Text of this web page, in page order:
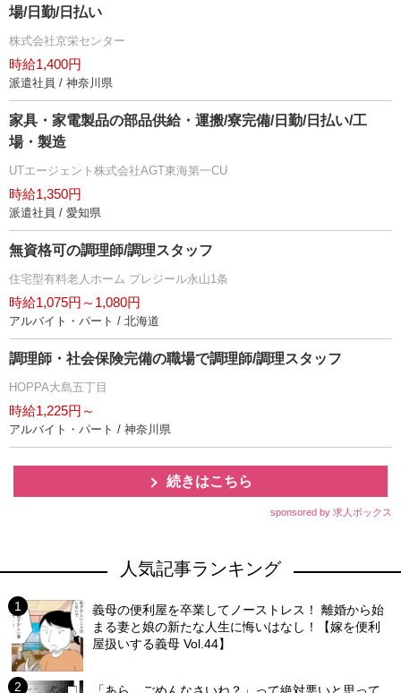
場/日勤/日払い
株式会社京栄センター
時給1,400円
派遣社員 / 神奈川県
家具・家電製品の部品供給・運搬/寮完備/日勤/日払い/工
場・製造
UTエージェント株式会社AGT東海第一CU
時給1,350円
派遣社員 / 愛知県
無資格可の調理師/調理スタッフ
住宅型有料老人ホーム プレジール永山1条
時給1,075円～1,080円
アルバイト・パート / 北海道
調理師・社会保険完備の職場で調理師/調理スタッフ
HOPPA大島五丁目
時給1,225円～
アルバイト・パート / 神奈川県
続きはこちら
sponsored by 求人ボックス
人気記事ランキング
義母の便利屋を卒業してノーストレス！ 離婚から始
まる妻と娘の新たな人生に悔いはなし！【嫁を便利
屋扱いする義母 Vol.44】